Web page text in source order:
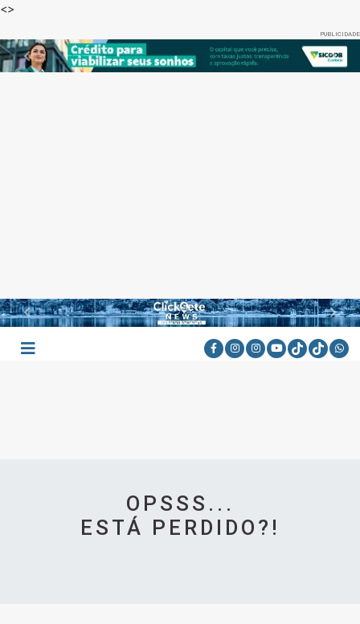
<>
PUBLICIDADE
OPSSS...
ESTÁ PERDIDO?!